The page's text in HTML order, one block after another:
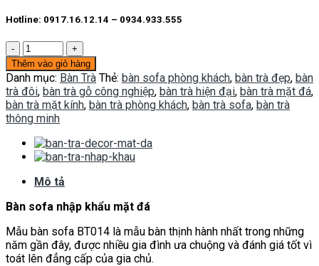
Hotline: 0917.16.12.14 – 0934.933.555
Bàn
trà
BT014
số
lượng
Thêm vào giỏ hàng
Danh mục: Bàn Trà Thẻ: bàn sofa phòng khách, bàn trà đẹp, bàn
trà đôi, bàn trà gỗ công nghiệp, bàn trà hiện đại, bàn trà mặt đá,
bàn trà mặt kính, bàn trà phòng khách, bàn trà sofa, bàn trà
thông minh
Mô tả
Bàn sofa nhập khẩu mặt đá
Mẫu bàn sofa BT014 là mẫu bàn thịnh hành nhất trong những
năm gần đây, được nhiều gia đình ưa chuộng và đánh giá tốt vì
toát lên đẳng cấp của gia chủ.